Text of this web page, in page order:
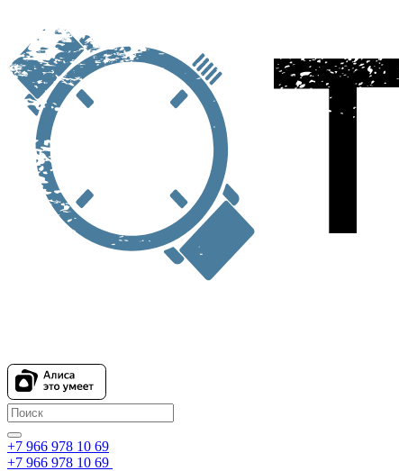
+7 966 978 10 69
+7 966 978 10 69